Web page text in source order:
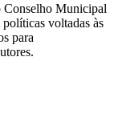
Conselho Municipal
voltadas às
para